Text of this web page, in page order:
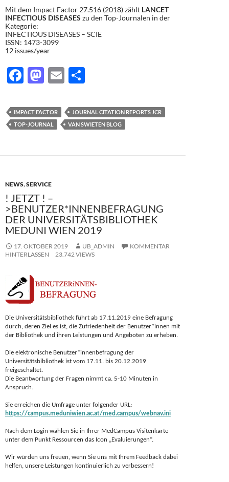
Mit dem Impact Factor 27.516 (2018) zählt LANCET
INFECTIOUS DISEASES zu den Top-Journalen in der
Kategorie:
INFECTIOUS DISEASES – SCIE
ISSN: 1473-3099
12 issues/year
F
e
b
o
M
to
d
n
E
ail le
n
IMPACT FACTOR
JOURNAL CITATION REPORTS JCR
TOP-JOURNAL
VAN SWIETEN BLOG
NEWS,SERVICE
! JETZT ! –
>BENUTZER*INNENBEFRAGUNG
DER UNIVERSITÄTSBIBLIOTHEK
MEDUNI WIEN 2019
17. OKTOBER 2019 UB_ADMIN
KOMMENTAR
HINTERLASSEN
23.742 VIEWS
Die Universitätsbibliothek führt ab 17.11.2019 eine Befragung
durch, deren Ziel es ist, die Zufriedenheit der Benutzer*innen mit
der Bibliothek und ihren Leistungen und Angeboten zu erheben.
Die elektronische Benutzer*innenbefragung der
Universitätsbibliothek ist vom 17.11. bis 20.12.2019
freigeschaltet.
Die Beantwortung der Fragen nimmt ca. 5-10 Minuten in
Anspruch.
Sie erreichen die Umfrage unter folgender URL:
https://campus.meduniwien.ac.at/med.campus/webnav.ini
Nach dem Login wählen Sie in Ihrer MedCampus Visitenkarte
unter dem Punkt Ressourcen das Icon „Evaluierungen“.
Wir würden uns freuen, wenn Sie uns mit Ihrem Feedback dabei
helfen, unsere Leistungen kontinuierlich zu verbessern!